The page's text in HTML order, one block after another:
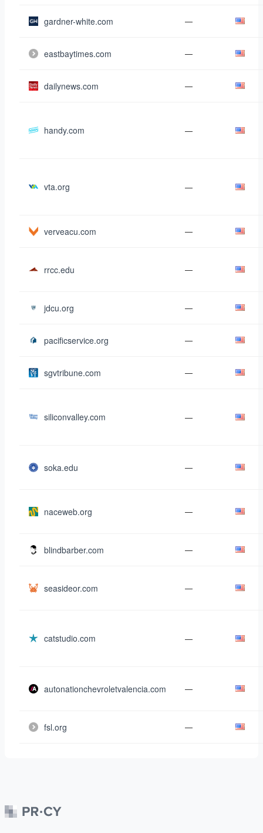
gardner-white.com —
eastbaytimes.com —
dailynews.com —
handy.com —
vta.org —
verveacu.com —
rrcc.edu —
jdcu.org —
pacificservice.org —
sgvtribune.com —
siliconvalley.com —
soka.edu —
naceweb.org —
blindbarber.com —
seasideor.com —
catstudio.com —
autonationchevroletvalencia.com —
fsl.org —